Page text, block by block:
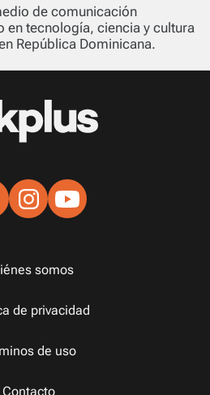
de comunicación
en tecnología, ciencia y cultura
República Dominicana.
somos
de privacidad
de uso
Contacto